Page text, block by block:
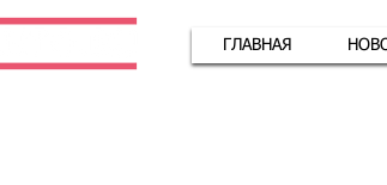
ГЛАВНАЯ